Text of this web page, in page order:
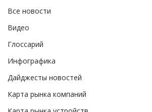
Все новости
Видео
Глоссарий
Инфографика
Дайджесты новостей
Карта рынка компаний